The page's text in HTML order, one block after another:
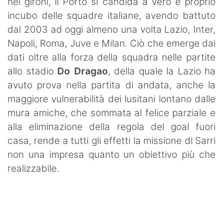
incubo delle squadre italiane, avendo battuto
dal 2003 ad oggi almeno una volta Lazio, Inter,
Napoli, Roma, Juve e Milan. Ciò che emerge dai
dati oltre alla forza della squadra nelle partite
allo stadio Do Dragao, della quale la Lazio ha
avuto prova nella partita di andata, anche la
maggiore vulnerabilità dei lusitani lontano dalle
mura amiche, che sommata al felice parziale e
alla eliminazione della regola del goal fuori
casa, rende a tutti gli effetti la missione di Sarri
non una impresa quanto un obiettivo più che
realizzabile.